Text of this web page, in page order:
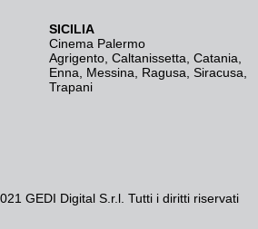
SICILIA
Cinema Palermo
Agrigento Caltanissetta Catania
Enna
Messina Ragusa Siracusa
Trapani
GEDI Digital S.r.l. Tutti i diritti riservati